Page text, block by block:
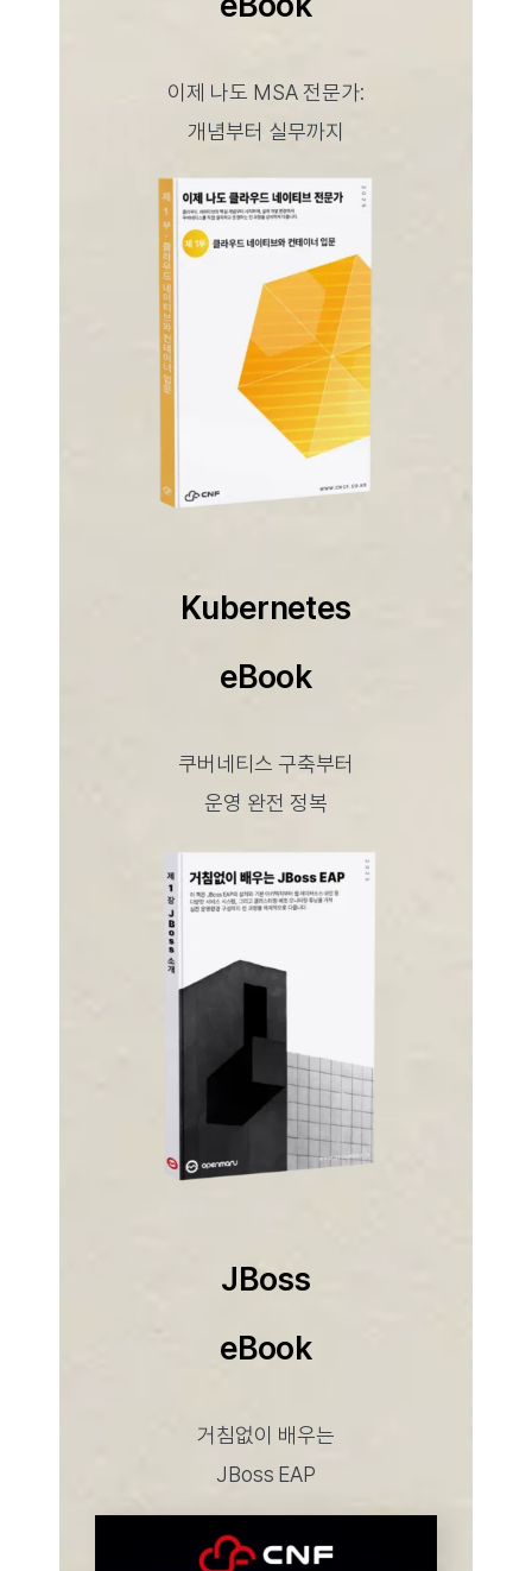
이제 나도 MSA 전문가:
개념부터 실무까지
Kubernetes
eBook
쿠버네티스 구축부터
운영 완전 정복
JBoss
eBook
거침없이 배우는
JBoss EAP